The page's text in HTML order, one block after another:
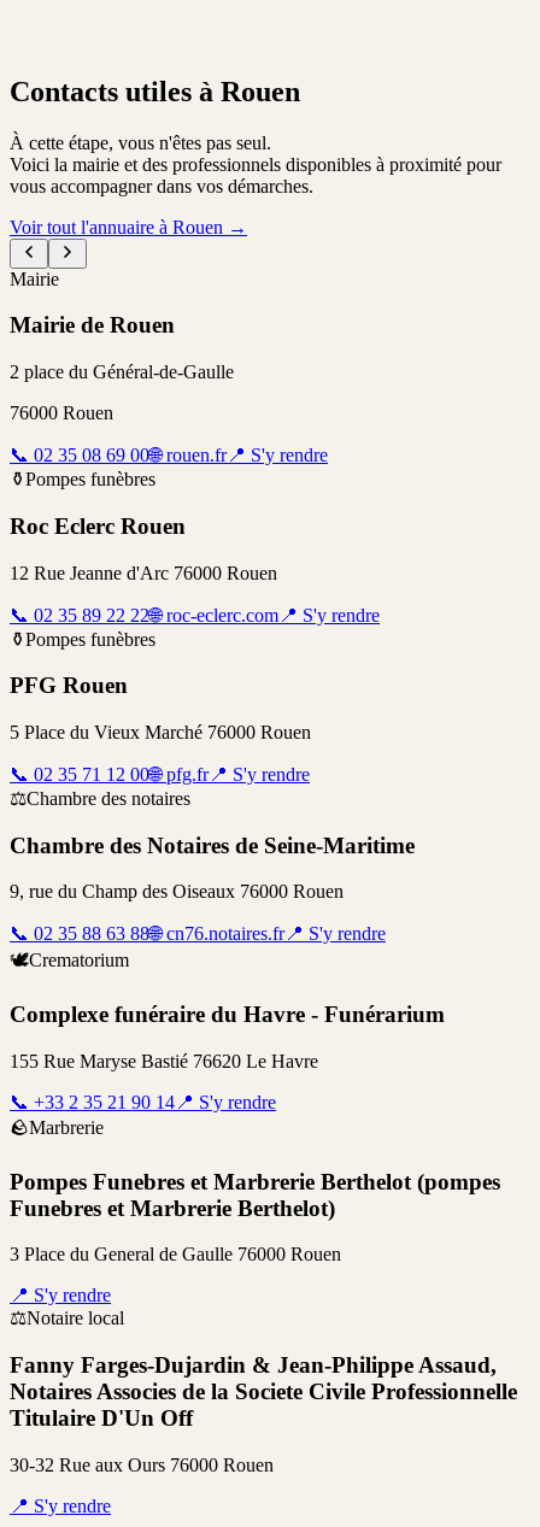
Contacts utiles à Rouen
À cette étape, vous n'êtes pas seul.
Voici la mairie et des professionnels disponibles à proximité pour
vous accompagner dans vos démarches.
Voir tout l'annuaire à Rouen →
Mairie
Mairie de Rouen
2 place du Général-de-Gaulle
76000 Rouen
📞 02 35 08 69 00🌐 rouen.fr📍 S'y rendre
⚱️Pompes funèbres
Roc Eclerc Rouen
12 Rue Jeanne d'Arc 76000 Rouen
📞 02 35 89 22 22🌐 roc-eclerc.com 📍 S'y rendre
⚱️Pompes funèbres
PFG Rouen
5 Place du Vieux Marché 76000 Rouen
📞 02 35 71 12 00🌐 pfg.fr📍 S'y rendre
⚖️Chambre des notaires
Chambre des Notaires de Seine-Maritime
9, rue du Champ des Oiseaux 76000 Rouen
📞 02 35 88 63 88🌐 cn76.notaires.fr📍 S'y rendre
🕊️Crematorium
Complexe funéraire du Havre - Funérarium
155 Rue Maryse Bastié 76620 Le Havre
📞 +33 2 35 21 90 14 📍 S'y rendre
🪨Marbrerie
Pompes Funebres et Marbrerie Berthelot (pompes
Funebres et Marbrerie Berthelot)
3 Place du General de Gaulle 76000 Rouen
📍 S'y rendre
⚖️Notaire local
Fanny Farges-Dujardin & Jean-Philippe Assaud,
Notaires Associes de la Societe Civile Professionnelle
Titulaire D'Un Off
30-32 Rue aux Ours 76000 Rouen
📍 S'y rendre